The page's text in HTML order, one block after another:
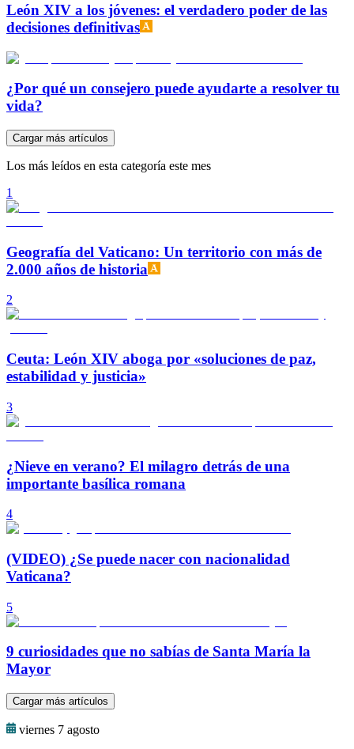
León XIV a los jóvenes: el verdadero poder de las
decisiones definitivas
¿Por qué un consejero puede ayudarte a resolver tu
vida?
Cargar más artículos
Los más leídos en esta categoría este mes
1
Geografía del Vaticano: Un territorio con más de
2.000 años de historia
2
Ceuta: León XIV aboga por «soluciones de paz,
estabilidad y justicia»
3
¿Nieve en verano? El milagro detrás de una
importante basílica romana
4
(VIDEO) ¿Se puede nacer con nacionalidad
Vaticana?
5
9 curiosidades que no sabías de Santa María la
Mayor
Cargar más artículos
viernes 7 agosto